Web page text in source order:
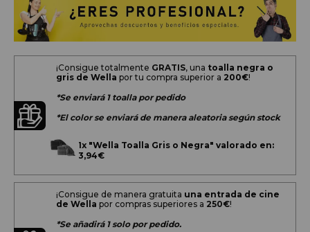
¡Consigue totalmente GRATIS, una toalla negra o
gris de Wella por tu compra superior a 200€!
*Se enviará 1 toalla por pedido
*El color se enviará de manera aleatoria según stock
1x "Wella Toalla Gris o Negra" valorado en:
3,94€
¡Consigue de manera gratuita una entrada de cine
de Wella por compras superiores a 250€!
*Se añadirá 1 solo por pedido.